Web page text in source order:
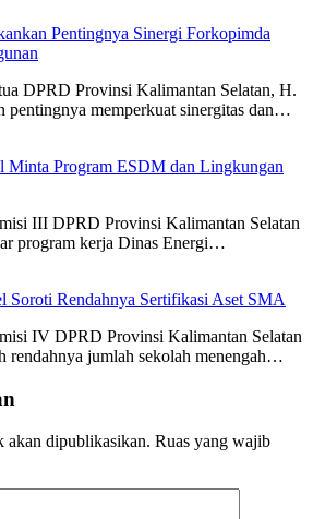
Pentingnya Sinergi Forkopimda
DPRD Provinsi Kalimantan Selatan, H.
pentingnya memperkuat sinergitas dan…
Program ESDM dan Lingkungan
III DPRD Provinsi Kalimantan Selatan
program kerja Dinas Energi…
Rendahnya Sertifikasi Aset SMA
IV DPRD Provinsi Kalimantan Selatan
rendahnya jumlah sekolah menengah…
akan dipublikasikan. Ruas yang wajib